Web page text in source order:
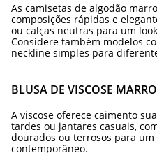
As camisetas de algodão
composições rápidas e
ou calças neutras para um
Considere também modelos
neckline simples para
BLUSA DE VISCOSE
A viscose oferece caimento
tardes ou jantares casuais,
dourados ou terrosos para
contemporâneo.